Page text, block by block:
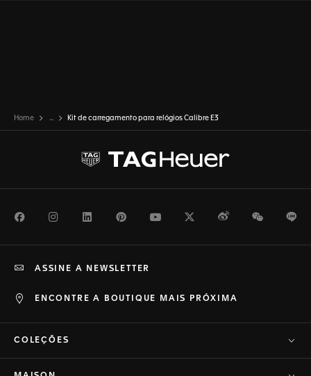
Home ... Kit de carregamento para relógios Calibre E3
FacebookInstagramLinkedInPinterestYoutubeTwitterWeiboWeChat
ENCONTRE A BOUTIQUE MAIS PRÓXIMA
ASSINE A NEWSLETTER
COLEÇÕES